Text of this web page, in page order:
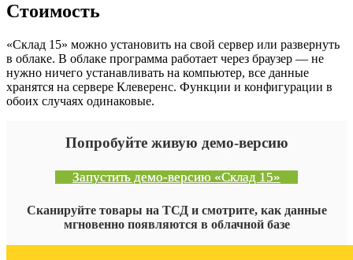
Стоимость
«Склад 15» можно установить на свой сервер или развернуть
в облаке. В облаке программа работает через браузер — не
нужно ничего устанавливать на компьютер, все данные
хранятся на сервере Клеверенс. Функции и конфигурации в
обоих случаях одинаковые.
Попробуйте живую демо-версию
Запустить демо‑версию «Склад 15»
Сканируйте товары на ТСД и смотрите, как данные
мгновенно появляются в облачной базе